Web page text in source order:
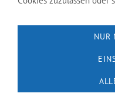
Impressum
NUR